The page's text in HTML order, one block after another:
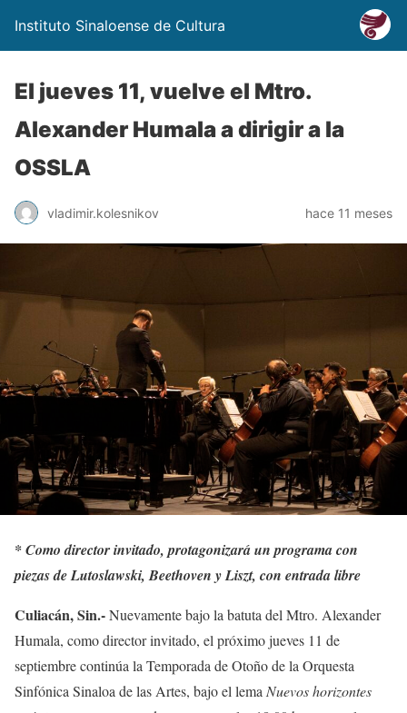
Instituto Sinaloense de Cultura
El jueves 11, vuelve el Mtro.
Alexander Humala a dirigir a la
OSSLA
vladimir.kolesnikov hace 11 meses
*Como director invitado, protagonizará un programa con
piezas de Lutoslawski, Beethoven y Liszt, con entrada libre
Culiacán, Sin.-Nuevamente bajo la batuta del Mtro. Alexander
Humala, como director invitado, el próximo jueves 11 de
septiembre continúa la Temporada de Otoño de la Orquesta
Sinfónica Sinaloa de las Artes, bajo el lema Nuevos horizontes